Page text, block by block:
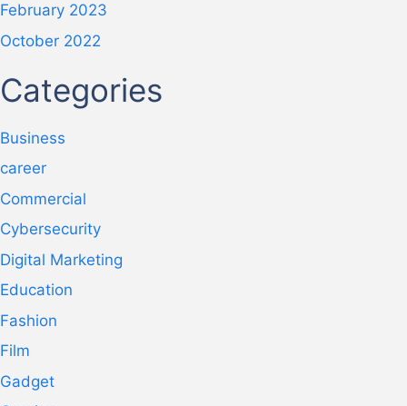
February 2023
October 2022
Categories
Business
career
Commercial
Cybersecurity
Digital Marketing
Education
Fashion
Film
Gadget